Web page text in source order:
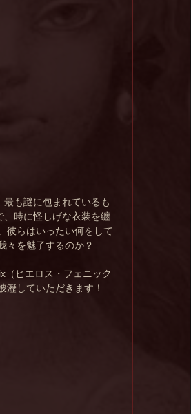
最も謎に包まれているも
、時に怪しげな衣装を纏
彼らはいったい何をして
を魅了するのか？
（ヒエロス・フェニック
瀝していただきます！